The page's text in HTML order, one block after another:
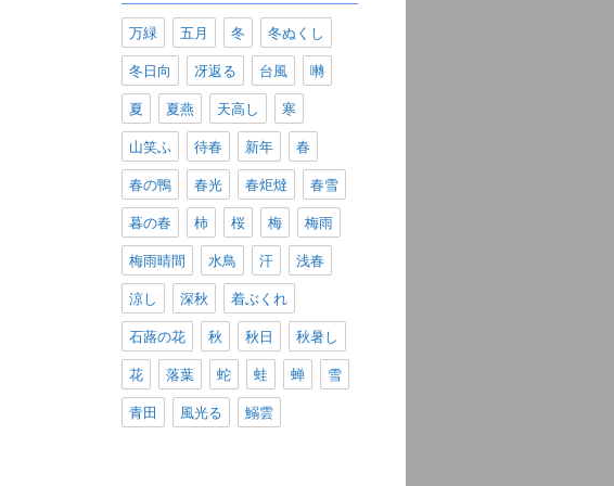
万緑 五月 冬 冬ぬくし
冬日向 冴返る 台風 囀
夏 夏燕 天高し 寒
山笑ふ 待春 新年 春
春の鴨 春光 春炬燵 春雪
暮の春 柿 桜 梅 梅雨
梅雨晴間 水鳥 汗 浅春
涼し 深秋 着ぶくれ
石蕗の花 秋 秋日 秋暑し
花 落葉 蛇 蛙 蝉 雪
青田 風光る 鰯雲